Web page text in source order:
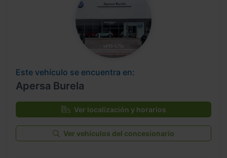
Este vehículo se encuentra en:
Apersa Burela
Ver localización y horarios
Ver vehículos del concesionario